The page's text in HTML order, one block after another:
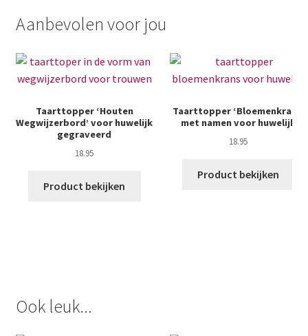
Aanbevolen voor jou
Taarttopper ‘Houten
Wegwijzerbord’ voor huwelijk
gegraveerd
18.95
Product bekijken
Taarttopper ‘Bloemenkrans’
met namen voor huwelijk
18.95
Product bekijken
Ook leuk...